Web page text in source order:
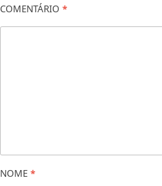
COMENTÁRIO *
NOME *